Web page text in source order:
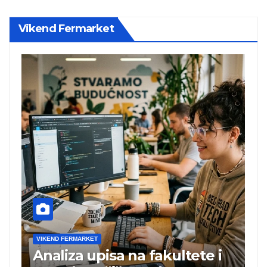
Vikend Fermarket
FERMARKET
upisa na fakultete i
VIKEND
Charli